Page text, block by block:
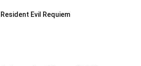
Resident Evil Requiem